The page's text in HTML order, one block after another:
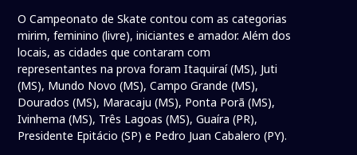
O Campeonato de Skate contou com as categorias
mirim, feminino (livre), iniciantes e amador. Além dos
locais, as cidades que contaram com
representantes na prova foram Itaquiraí (MS), Juti
(MS), Mundo Novo (MS), Campo Grande (MS),
Dourados (MS), Maracaju (MS), Ponta Porã (MS),
Ivinhema (MS), Três Lagoas (MS), Guaíra (PR),
Presidente Epitácio (SP) e Pedro Juan Cabalero (PY).